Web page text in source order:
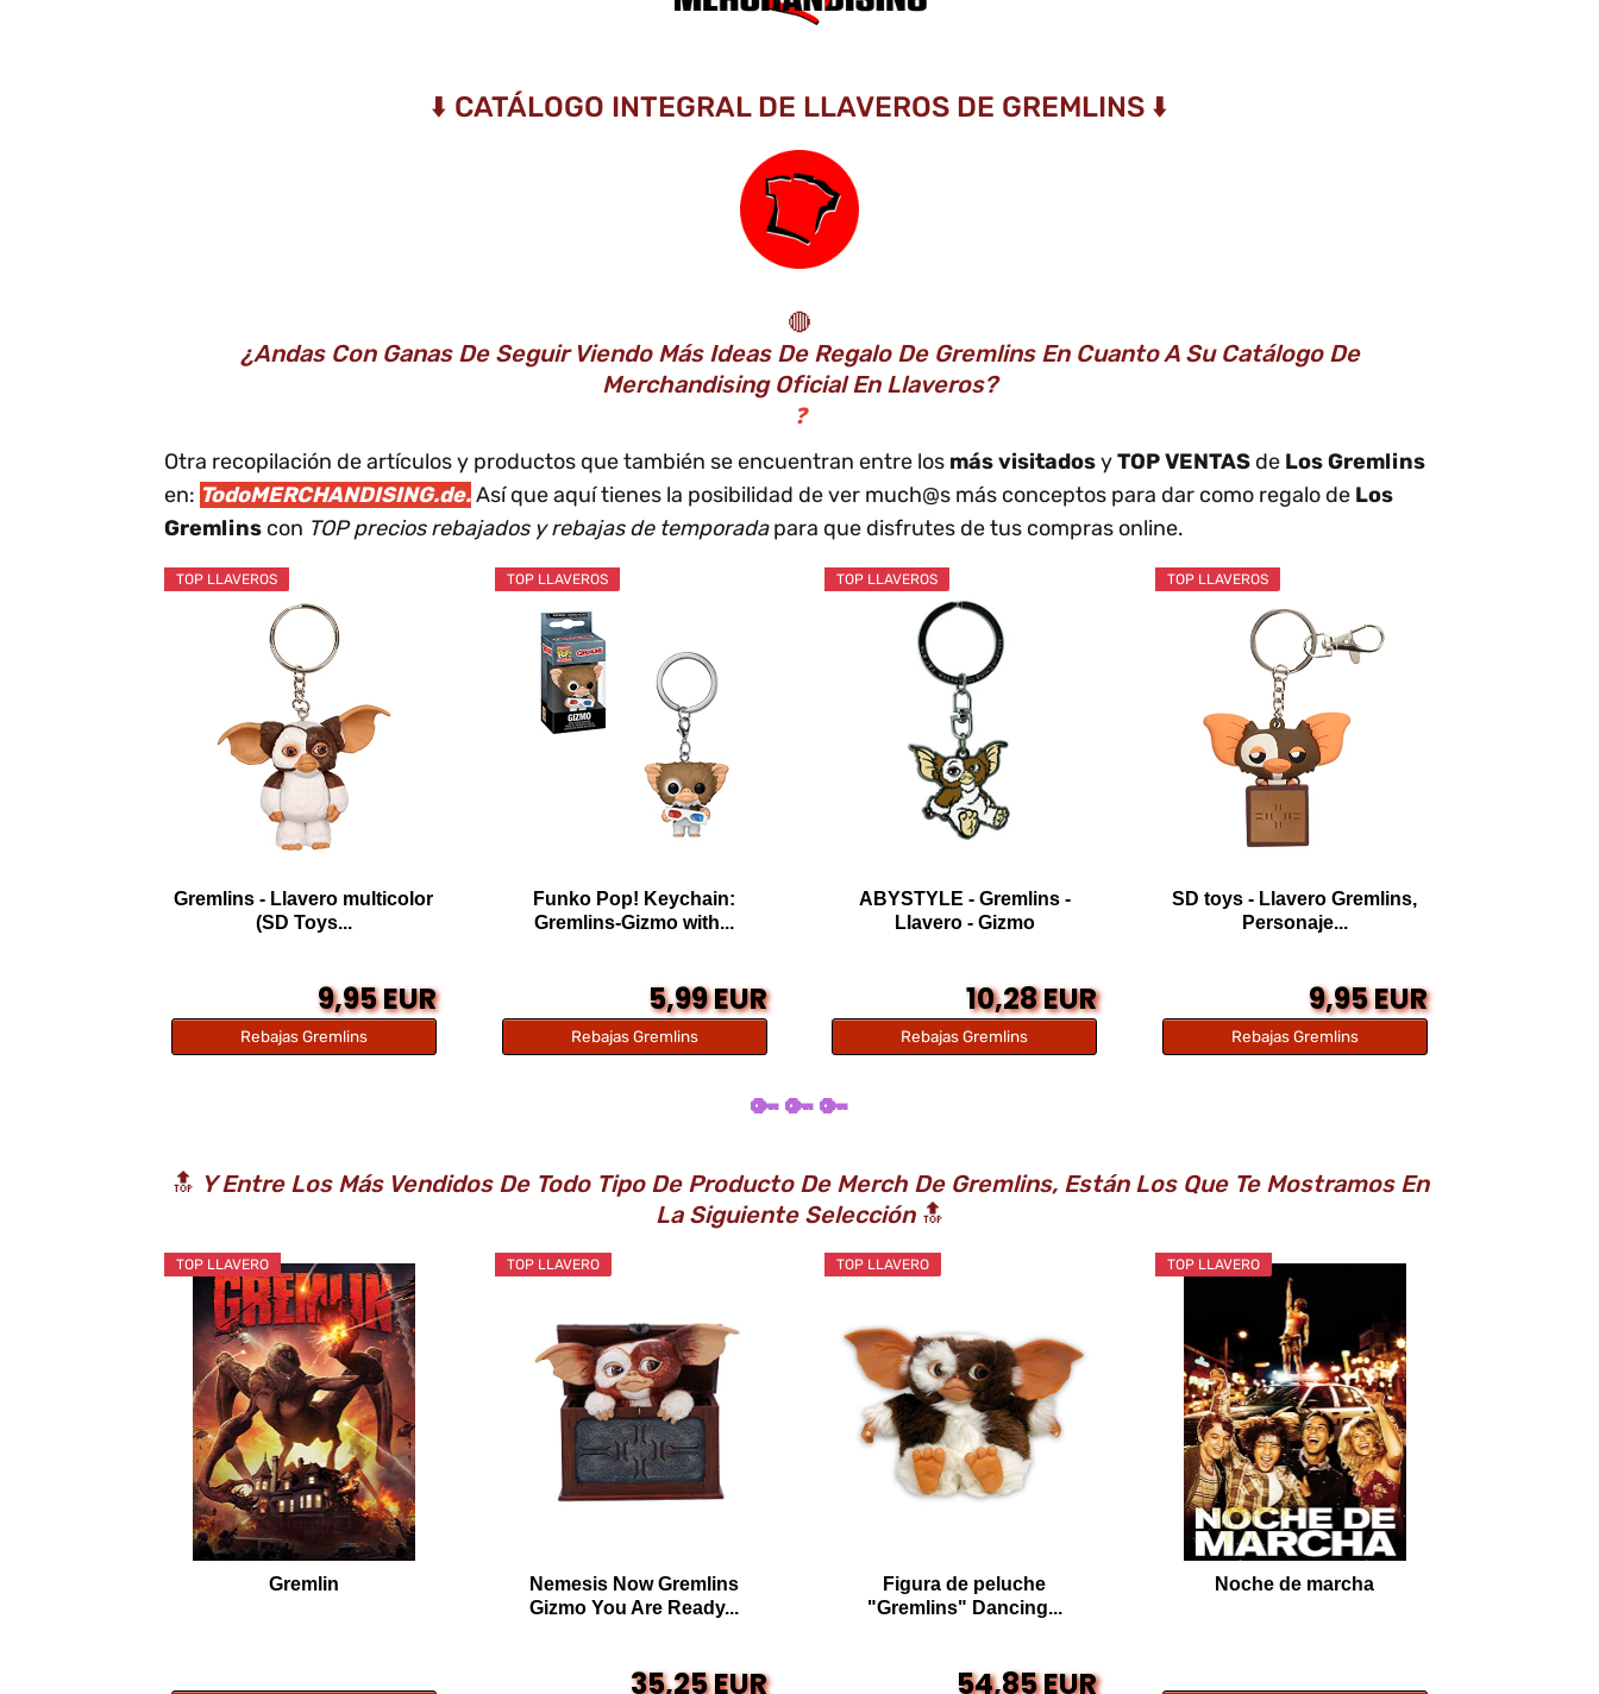
⬇️ CATÁLOGO INTEGRAL DE LLAVEROS DE GREMLINS ⬇️
🔴
¿Andas Con Ganas De Seguir Viendo Más Ideas De Regalo De Gremlins En Cuanto A Su Catálogo De
Merchandising Oficial En Llaveros?
❓
Otra recopilación de artículos y productos que también se encuentran entre los más visitadosyTOP VENTAS de Los Gremlins
en: TodoMERCHANDISING.de.Así que aquí tienes la posibilidad de ver much@s más conceptos para dar como regalo de Los
Gremlins con TOP precios rebajados y rebajas de temporadapara que disfrutes de tus compras online.
TOP LLAVEROS
Gremlins - Llavero multicolor
(SD Toys...
9,95 EUR
Rebajas Gremlins
TOP LLAVEROS
Funko Pop! Keychain:
Gremlins-Gizmo with...
5,99 EUR
Rebajas Gremlins
TOP LLAVEROS
ABYSTYLE - Gremlins -
Llavero - Gizmo
10,28 EUR
Rebajas Gremlins
TOP LLAVEROS
SD toys - Llavero Gremlins,
Personaje...
9,95 EUR
Rebajas Gremlins
🔑 🔑 🔑
🔝 Y Entre Los Más Vendidos De Todo Tipo De Producto De Merch De Gremlins, Están Los Que Te Mostramos En
La Siguiente Selección🔝
TOP LLAVERO
Gremlin
TOP LLAVERO
Nemesis Now Gremlins
Gizmo You Are Ready...
35,25 EUR
TOP LLAVERO
Figura de peluche
"Gremlins" Dancing...
54,85 EUR
TOP LLAVERO
Noche de marcha